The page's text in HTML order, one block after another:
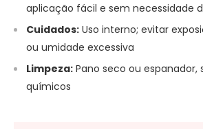
aplicação fácil e sem necessidade
Cuidados: Uso interno; evitar
ou umidade excessiva
Limpeza: Pano seco ou espanador,
químicos